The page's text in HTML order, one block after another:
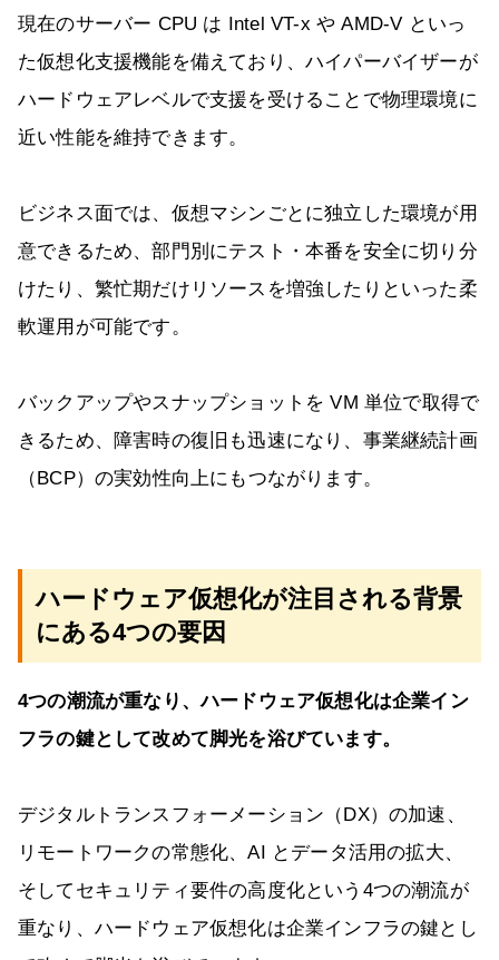
現在のサーバー CPU は Intel VT-x や AMD-V といっ
た仮想化支援機能を備えており、ハイパーバイザーが
ハードウェアレベルで支援を受けることで物理環境に
近い性能を維持できます。
ビジネス面では、仮想マシンごとに独立した環境が用
意できるため、部門別にテスト・本番を安全に切り分
けたり、繁忙期だけリソースを増強したりといった柔
軟運用が可能です。
バックアップやスナップショットを VM 単位で取得で
きるため、障害時の復旧も迅速になり、事業継続計画
（BCP）の実効性向上にもつながります。
ハードウェア仮想化が注目される背景
にある4つの要因
4つの潮流が重なり、ハードウェア仮想化は企業イン
フラの鍵として改めて脚光を浴びています。
デジタルトランスフォーメーション（DX）の加速、
リモートワークの常態化、AI とデータ活用の拡大、
そしてセキュリティ要件の高度化という4つの潮流が
重なり、ハードウェア仮想化は企業インフラの鍵とし